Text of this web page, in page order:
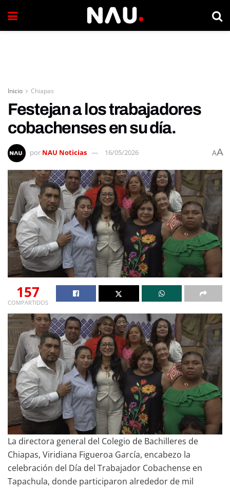
Inicio Chiapas
Festejan a los trabajadores
cobachenses en su día.
por NAU Noticias 16/05/2026 AA
157
COMPARTIDOS
La directora general del Colegio de Bachilleres de
Chiapas, Viridiana Figueroa García, encabezo la
celebración del Día del Trabajador Cobachense en
Tapachula, donde participaron alrededor de mil